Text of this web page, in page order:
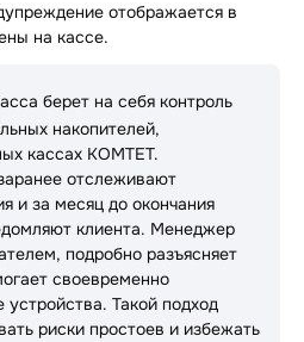
отображается в
на кассе.
берет на себя контроль
накопителей,
кассах КОМТЕТ.
отслеживают
и за месяц до окончания
клиента. Менеджер
подробно разъясняет
своевременно
устройства. Такой подход
риски простоев и избежать